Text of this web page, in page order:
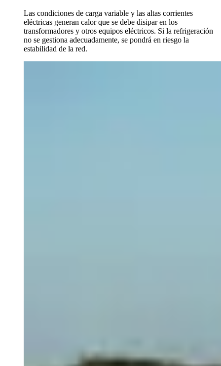
Las condiciones de carga variable y las altas corrientes
eléctricas generan calor que se debe disipar en los
transformadores y otros equipos eléctricos. Si la refrigeración
no se gestiona adecuadamente, se pondrá en riesgo la
estabilidad de la red.